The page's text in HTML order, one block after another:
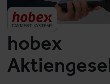
hobex